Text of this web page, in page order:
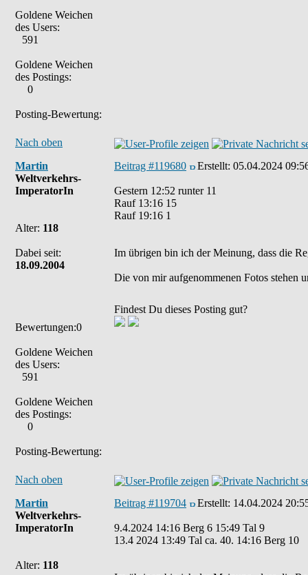
Goldene Weichen
des Users:
591
Goldene Weichen
des Postings:
0
Posting-Bewertung:
Nach oben
Martin
Weltverkehrs-
ImperatorIn
Alter: 118
Dabei seit:
18.09.2004
Bewertungen:0
Goldene Weichen
des Users:
591
Goldene Weichen
des Postings:
0
Posting-Bewertung:
Beitrag #119680 Erstellt: 05.04.2024
Gestern 12:52 runter 11
Rauf 13:16 15
Rauf 19:16 1
Im übrigen bin ich der Meinung, dass die
Die von mir aufgenommenen Fotos stehen
Findest Du dieses Posting gut?
Nach oben
Martin
Weltverkehrs-
ImperatorIn
Alter: 118
Beitrag #119704 Erstellt: 14.04.2024
9.4.2024 14:16 Berg 6 15:49 Tal 9
13.4 2024 13:49 Tal ca. 40. 14:16 Berg 10